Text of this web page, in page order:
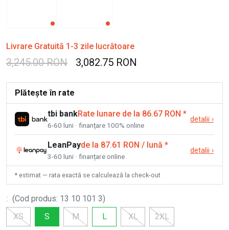
Livrare Gratuită 1-3 zile lucrătoare
3,245.00 RON 3,082.75 RON
Plătește în rate
tbi bankRate lunare de la 86.67 RON *
6-60 luni · finanțare 100% online
detalii ›
LeanPayde la 87.61 RON / lună *
3-60 luni · finanțare online
detalii ›
* estimat — rata exactă se calculează la check-out
: (Cod produs: 13 10 101 3)
XS
S M L XL 2XL